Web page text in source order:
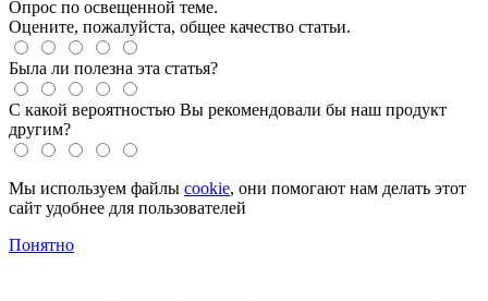
Опрос по освещенной теме.
Оцените, пожалуйста, общее качество статьи.
Была ли полезна эта статья?
С какой вероятностью Вы рекомендовали бы наш продукт
другим?
Мы используем файлы cookie, они помогают нам делать этот
сайт удобнее для пользователей
Понятно